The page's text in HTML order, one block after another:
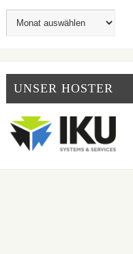
UNSER HOSTER